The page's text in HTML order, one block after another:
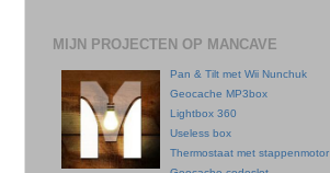
MIJN PROJECTEN OP MANCAVE
Pan & Tilt met Wii Nunchuk
Geocache MP3box
Lightbox 360
Useless box
Thermostaat met stappenmotor